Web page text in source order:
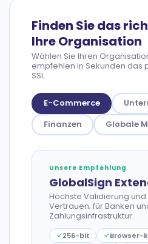
Finden Sie das
Ihre Organisation
Wählen Sie Ihren
empfehlen in Sekunden das
SSL.
E-Commerce
Finanzen
Globale
Unsere Empfehlung
GlobalSign
Höchste Validierung
Vertrauen; für Banken
Zahlungsinfrastruktur.
256-bit
Browser-